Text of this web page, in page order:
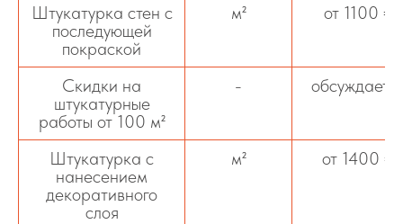
Штукатурка стен с
последующей
покраской
м² от 1100 ₽
Скидки на
штукатурные
работы от 100 м²
-
Штукатурка с
нанесением
декоративного
слоя
м² от 1400 ₽